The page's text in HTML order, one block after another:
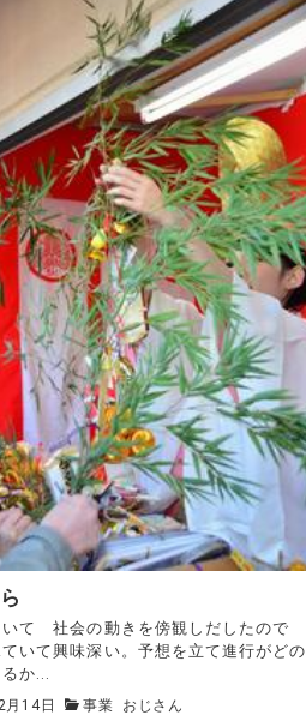
いて 社会の動きを傍観しだしたので
いて興味深い。予想を立て進行がどの
か...
月14日 事業 おじさん